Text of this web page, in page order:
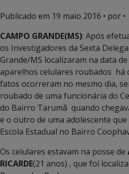
Publicado em 19 maio 2016 • por •
CAMPO GRANDE(MS): Após
os Investigadores da Sexta
Grande/MS localizaram na data
aparelhos celulares roubados há
fatos ocorreram no mesmo dia,
roubado de uma funcionária do
do Bairro Tarumã quando
e o outro de uma adolescente
Escola Estadual no Bairro
Os celulares estavam na posse de
RICARDE(21 anos) , que foi